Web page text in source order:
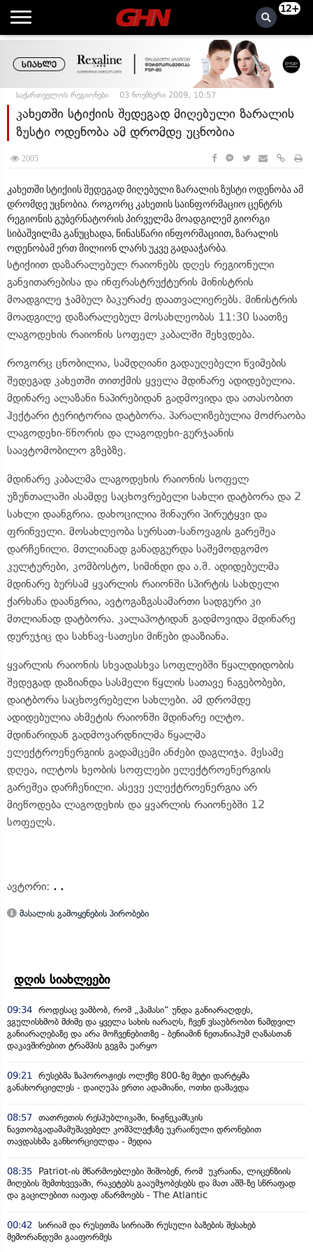
12+
საქართველოს რეგიონები 03 ნოემბერი 2009, 10:57
კახეთში სტიქიის შედეგად მიღებული ზარალის
ზუსტი ოდენობა ამ დრომდე უცნობია
2005
კახეთში სტიქიის შედეგად მიღებული ზარალის ზუსტი ოდენობა ამ
დრომდე უცნობია. როგორც კახეთის საინფორმაციო ცენტრს
რეგიონის გუბერნატორის პირველმა მოადგილემ გიორგი
სიბაშვილმა განუცხადა, წინასწარი ინფორმაციით, ზარალის
ოდენობამ ერთ მილიონ ლარს უკვე გადააჭარბა.
სტიქიით დაზარალებულ რაიონებს დღეს რეგიონული
განვითარებისა და ინფრასტრუქტურის მინისტრის
მოადგილე ჯამბულ ბაკურაძე დაათვალიერებს. მინისტრის
მოადგილე დაზარალებულ მოსახლეობას 11:30 საათზე
ლაგოდეხის რაიონის სოფელ კაბალში შეხვდება.
როგორც ცნობილია, სამდღიანი გადაუღებელი წვიმების
შედეგად კახეთში თითქმის ყველა მდინარე ადიდებულია.
მდინარე ალაზანი ნაპირებიდან გადმოვიდა და ათასობით
ჰექტარი ტერიტორია დატბორა. პარალიზებულია მოძრაობა
ლაგოდეხი-წნორის და ლაგოდეხი-გურჯაანის
საავტომობილო გზებზე.
მდინარე კაბალმა ლაგოდეხის რაიონის სოფელ
უზუნთალაში ასამდე საცხოვრებელი სახლი დატბორა და 2
სახლი დაანგრია. დახოცილია შინაური პირუტყვი და
ფრინველი. მოსახლეობა სურსათ-სანოვაგის გარეშეა
დარჩენილი. მთლიანად განადგურდა საშემოდგომო
კულტურები, კომბოსტო, სიმინდი და ა.შ. ადიდებულმა
მდინარე ბურსამ ყვარლის რაიონში სპირტის სახდელი
ქარხანა დაანგრია, ავტოგაზგასამართი სადგური კი
მთლიანად დატბორა. კალაპოტიდან გადმოვიდა მდინარე
დურუჯიც და სახნავ-სათესი მიწები დააზიანა.
ყვარლის რაიონის სხვადასხვა სოფლებში წყალდიდობის
შედეგად დაზიანდა სასმელი წყლის სათავე ნაგებობები,
დაიტბორა საცხოვრებელი სახლები. ამ დრომდე
ადიდებულია ახმეტის რაიონში მდინარე ილტო.
მდინარიდან გადმოვარდნილმა წყალმა
ელექტროენერგიის გადამცემი ანძები დაგლიჯა. მესამე
დღეა, ილტოს ხეობის სოფლები ელექტროენერგიის
გარეშეა დარჩენილი. ასევე ელექტროენერგია არ
მიეწოდება ლაგოდეხის და ყვარლის რაიონებში 12
სოფელს.
ავტორი: . .
მასალის გამოყენების პირობები
დღის სიახლეები
09:34 როდესაც ვამბობ, რომ „ჰამასი“ უნდა განიარაღდეს,
ვგულისხმობ მძიმე და ყველა სახის იარაღს, ჩვენ ვსაუბრობთ ნამდვილ
განიარაღებაზე და არა მოჩვენებითზე - ბენიამინ ნეთანიაჰუმ ღაზასთან
დაკავშირებით ტრამპის გეგმა უარყო
09:21 რუსებმა ზაპოროჟიეს ოლქზე 800-ზე მეტი დარტყმა
განახორციელეს - დაიღუპა ერთი ადამიანი, ოთხი დაშავდა
08:57 თათრეთის რესპუბლიკაში, ნიჟნეკამსკის
ნავთობგადამამუშავებელ კომპლექსზე უკრაინული დრონებით
თავდასხმა განხორციელდა - მედია
08:35
Patriot-ის მწარმოებლები შიშობენ, რომ უკრაინა, ლიცენზიის
მიღების შემთხვევაში, რაკეტებს გააუმჯობესებს და მათ აშშ-ზე სწრაფად
და გაცილებით იაფად აწარმოებს - The Atlantic
00:42 სირიამ და რუსეთმა სირიაში რუსული ბაზების შესახებ
მემორანდუმი გააფორმეს